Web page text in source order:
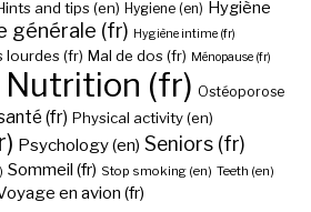
and tips (en) Hygiene (en) Hygiène
générale (fr) Hygiène intime (fr)
lourdes (fr) Mal de dos (fr) Ménopause (fr)
Nutrition (fr) Ostéoporose
(fr) Physical activity (en)
Psychology (en) Seniors (fr)
Sommeil (fr) Stop smoking (en) Teeth (en)
en avion (fr)